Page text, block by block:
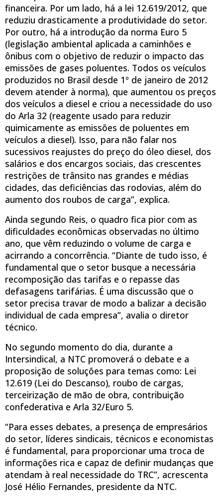
financeira. Por um lado, há a lei 12.619/2012, que
reduziu drasticamente a produtividade do setor.
Por outro, há a introdução da norma Euro 5
(legislação ambiental aplicada a caminhões e
ônibus com o objetivo de reduzir o impacto das
emissões de gases poluentes. Todos os veículos
produzidos no Brasil desde 1º de janeiro de 2012
devem atender à norma), que aumentou os preços
dos veículos a diesel e criou a necessidade do uso
do Arla 32 (reagente usado para reduzir
quimicamente as emissões de poluentes em
veículos a diesel). Isso, para não falar nos
sucessivos reajustes do preço do óleo diesel, dos
salários e dos encargos sociais, das crescentes
restrições de trânsito nas grandes e médias
cidades, das deficiências das rodovias, além do
aumento dos roubos de carga”, explica.
Ainda segundo Reis, o quadro fica pior com as
dificuldades econômicas observadas no último
ano, que vêm reduzindo o volume de carga e
acirrando a concorrência. “Diante de tudo isso, é
fundamental que o setor busque a necessária
recomposição das tarifas e o repasse das
defasagens tarifárias. É uma discussão que o
setor precisa travar de modo a balizar a decisão
individual de cada empresa”, avalia o diretor
técnico.
No segundo momento do dia, durante a
Intersindical, a NTC promoverá o debate e a
proposição de soluções para temas como: Lei
12.619 (Lei do Descanso), roubo de cargas,
terceirização de mão de obra, contribuição
confederativa e Arla 32/Euro 5.
“Para esses debates, a presença de empresários
do setor, líderes sindicais, técnicos e economistas
é fundamental, para proporcionar uma troca de
informações rica e capaz de definir mudanças que
atendam à real necessidade do TRC”, acrescenta
José Hélio Fernandes, presidente da NTC.